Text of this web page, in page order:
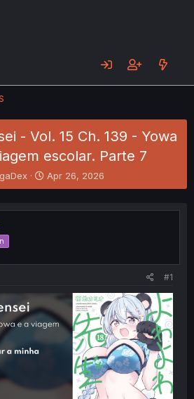
- Vol. 15 Ch. 139 - Yowa
escolar. Parte 7
S
t
r
t
Apr 26, 2026
#1